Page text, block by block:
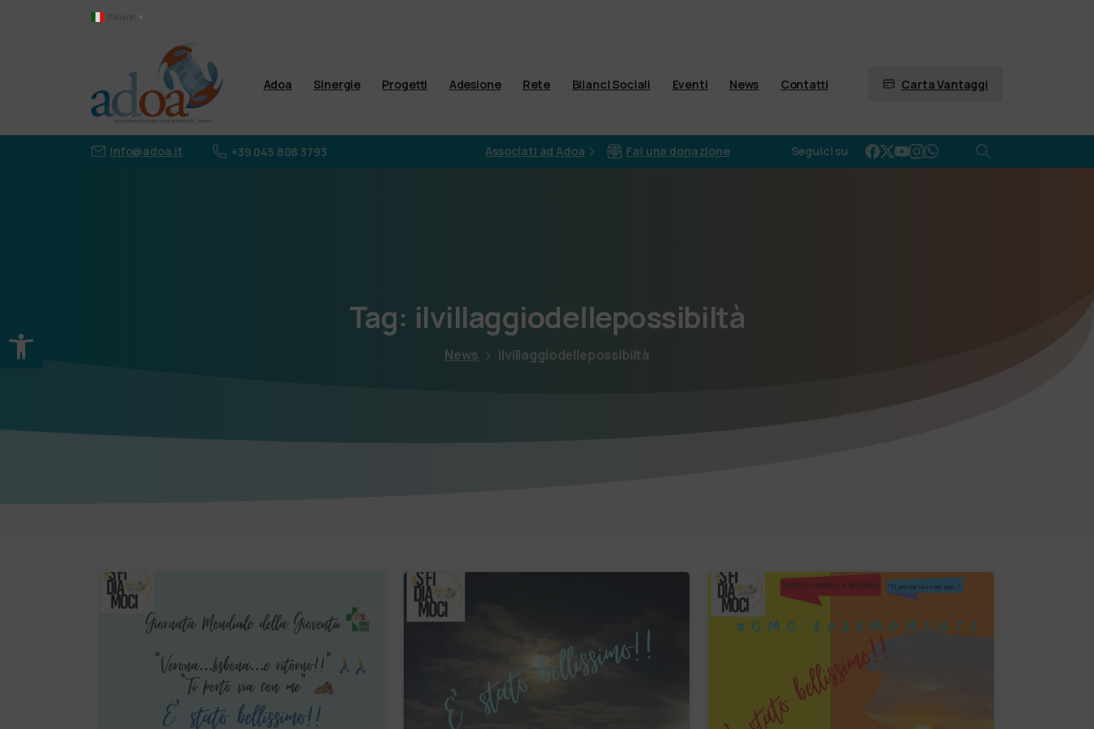
Apri la barra degli strumenti
Italiano ▼
Adoa Sinergie Progetti Adesione Rete Bilanci Sociali Eventi News Contatti Carta Vantaggi
info@adoa.it +39 045 808 3793 Associati ad Adoa Fai una donazione Seguici su
Tag: ilvillaggiodellepossibiltà
News ilvillaggiodellepossibiltà